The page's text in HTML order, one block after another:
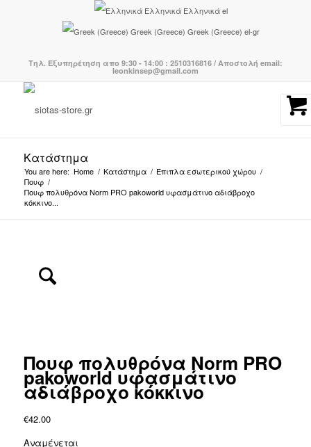
Ελληνικά Ελληνικά el
Greek (Greece) Greek (Greece) el-gr
Τηλ. Εξυπηρέτηση απο 9:30 - 14:00 : 2510316816 / Αποστολή email:
leonkinsep@gmail.com
Κατάστημα
You are here: Home / Κατάστημα / Έπιπλα εσωτερικού χώρου /
Πουφ /
Πουφ πολυθρόνα Norm PRO pakoworld υφασμάτινο αδιάβροχο
κόκκινο...
Πουφ πολυθρόνα Norm PRO
pakoworld υφασμάτινο
αδιάβροχο κόκκινο
€42.00
Αναμένεται